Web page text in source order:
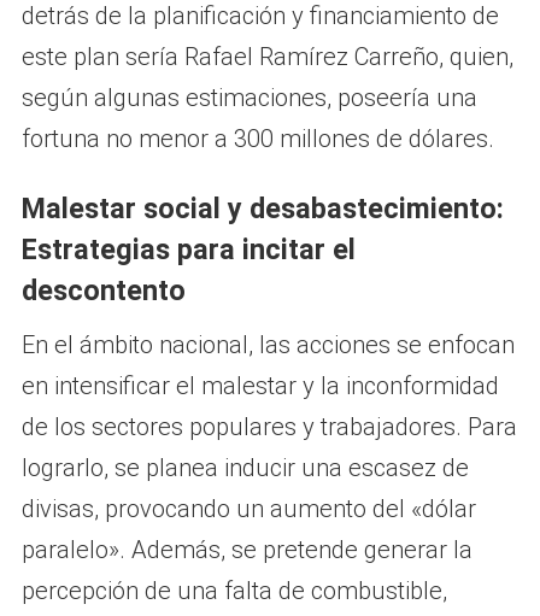
detrás de la planificación y financiamiento de
este plan sería Rafael Ramírez Carreño, quien,
según algunas estimaciones, poseería una
fortuna no menor a 300 millones de dólares.
Malestar social y desabastecimiento:
Estrategias para incitar el
descontento
En el ámbito nacional, las acciones se enfocan
en intensificar el malestar y la inconformidad
de los sectores populares y trabajadores. Para
lograrlo, se planea inducir una escasez de
divisas, provocando un aumento del «dólar
paralelo». Además, se pretende generar la
percepción de una falta de combustible,